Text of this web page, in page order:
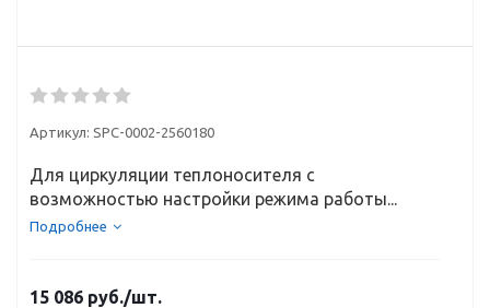
Артикул: SPC-0002-2560180
Для циркуляции теплоносителя с
возможностью настройки режима работы...
Подробнее
15 086 руб./шт.